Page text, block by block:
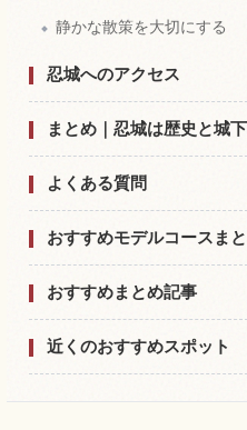
静かな散策を大切にする
忍城へのアクセス
まとめ｜忍城は歴史と城
よくある質問
おすすめモデルコースま
おすすめまとめ記事
近くのおすすめスポット